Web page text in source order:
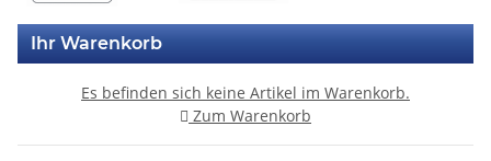
Ihr Warenkorb
Es befinden sich keine Artikel im Warenkorb.
Zum Warenkorb